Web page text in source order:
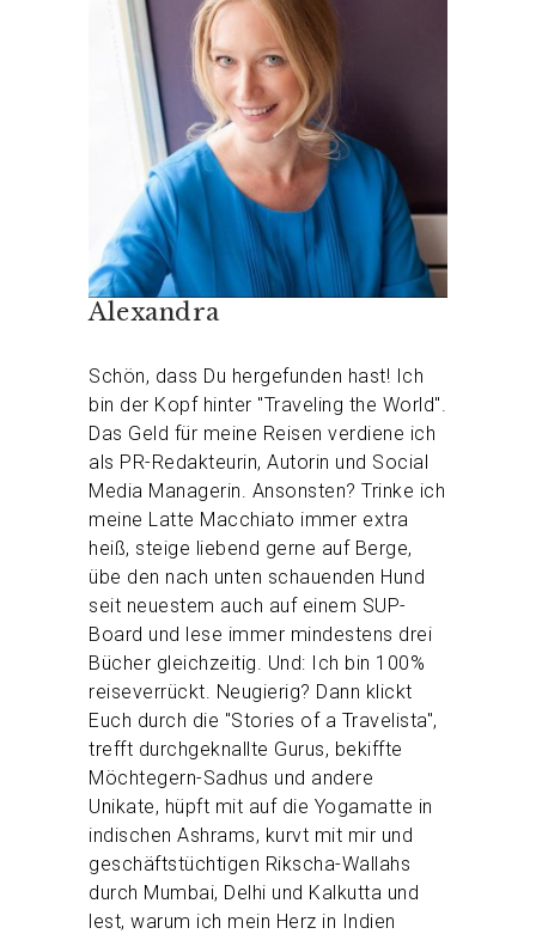
Alexandra
Schön, dass Du hergefunden hast! Ich
bin der Kopf hinter "Traveling the World".
Das Geld für meine Reisen verdiene ich
als PR-Redakteurin, Autorin und Social
Media Managerin. Ansonsten? Trinke ich
meine Latte Macchiato immer extra
heiß, steige liebend gerne auf Berge,
übe den nach unten schauenden Hund
seit neuestem auch auf einem SUP-
Board und lese immer mindestens drei
Bücher gleichzeitig. Und: Ich bin 100%
reiseverrückt. Neugierig? Dann klickt
Euch durch die "Stories of a Travelista",
trefft durchgeknallte Gurus, bekiffte
Möchtegern-Sadhus und andere
Unikate, hüpft mit auf die Yogamatte in
indischen Ashrams, kurvt mit mir und
geschäftstüchtigen Rikscha-Wallahs
durch Mumbai, Delhi und Kalkutta und
lest, warum ich mein Herz in Indien